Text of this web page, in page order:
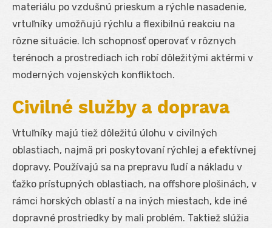
materiálu po vzdušnú prieskum a rýchle nasadenie,
vrtuľníky umožňujú rýchlu a flexibilnú reakciu na
rôzne situácie. Ich schopnosť operovať v rôznych
terénoch a prostrediach ich robí dôležitými aktérmi v
moderných vojenských konfliktoch.
Civilné služby a doprava
Vrtuľníky majú tiež dôležitú úlohu v civilných
oblastiach, najmä pri poskytovaní rýchlej a efektívnej
dopravy. Používajú sa na prepravu ľudí a nákladu v
ťažko prístupných oblastiach, na offshore plošinách, v
rámci horských oblastí a na iných miestach, kde iné
dopravné prostriedky by mali problém. Taktiež slúžia